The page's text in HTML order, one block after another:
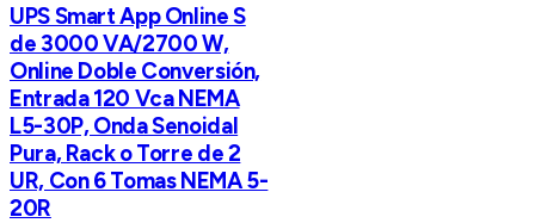
UPS Smart App Online S
de 3000 VA/2700 W,
Online Doble Conversión,
Entrada 120 Vca NEMA
L5-30P, Onda Senoidal
Pura, Rack o Torre de 2
UR, Con 6 Tomas NEMA 5-
20R